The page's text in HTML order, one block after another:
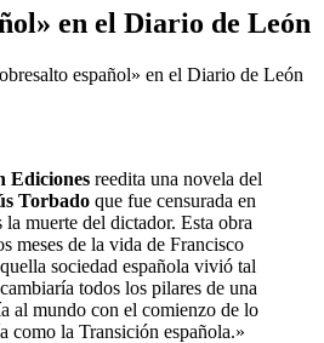
en el Diario de León
español» en el Diario de León
Ediciones reedita una novela del
Torbadoque fue censurada en
la muerte del dictador. Esta obra
meses de la vida de Francisco
sociedad española vivió tal
todos los pilares de una
al mundo con el comienzo de lo
como la Transición española.»